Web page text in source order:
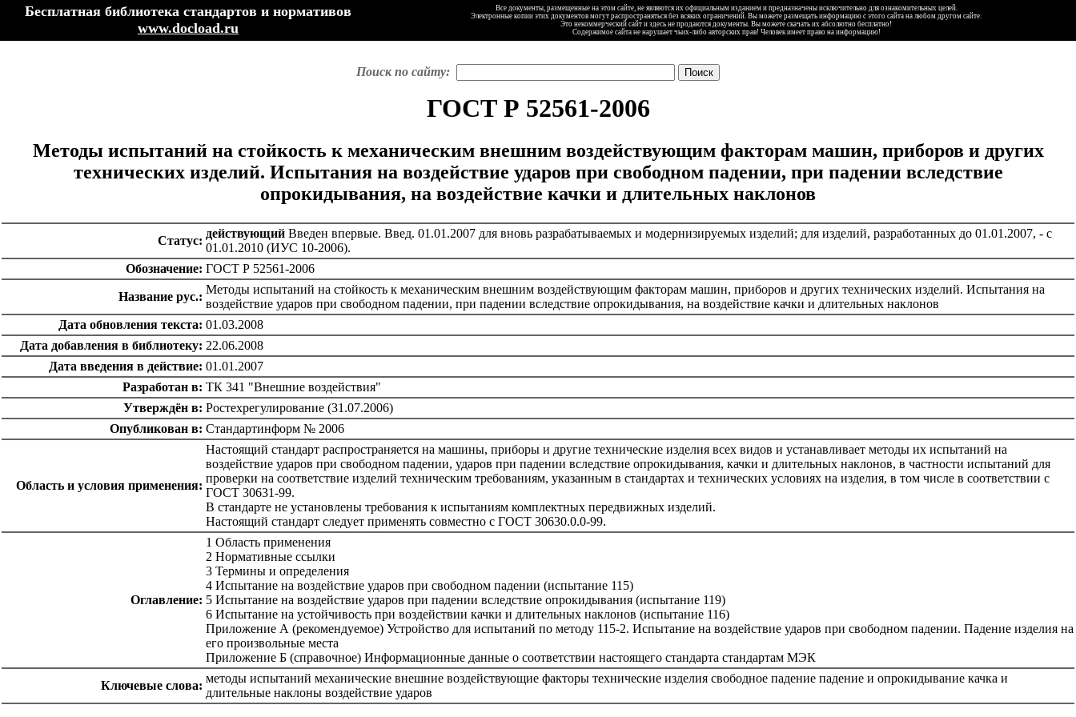
Бесплатная библиотека стандартов и нормативов
www.docload.ru
Все документы, размещенные на этом сайте, не являются их официальным изданием и предназначены исключительно для ознакомительных целей.
Электронные копии этих документов могут распространяться без всяких ограничений. Вы можете размещать информацию с этого сайта на любом другом сайте.
Это некоммерческий сайт и здесь не продаются документы. Вы можете скачать их абсолютно бесплатно!
Содержимое сайта не нарушает чьих-либо авторских прав! Человек имеет право на информацию!
Поиск по сайту:
ГОСТ Р 52561-2006
Методы испытаний на стойкость к механическим внешним воздействующим факторам машин, приборов и других
технических изделий. Испытания на воздействие ударов при свободном падении, при падении вследствие
опрокидывания, на воздействие качки и длительных наклонов
Статус:
действующий Введен впервые. Введ. 01.01.2007 для вновь разрабатываемых и модернизируемых изделий; для изделий, разработанных до 01.01.2007, - с
01.01.2010 (ИУС 10-2006).
Обозначение: ГОСТ Р 52561-2006
Название рус.:
Методы испытаний на стойкость к механическим внешним воздействующим факторам машин, приборов и других технических изделий. Испытания на
воздействие ударов при свободном падении, при падении вследствие опрокидывания, на воздействие качки и длительных наклонов
Дата обновления текста: 01.03.2008
Дата добавления в библиотеку: 22.06.2008
Дата введения в действие: 01.01.2007
Разработан в: ТК 341 "Внешние воздействия"
Утверждён в: Ростехрегулирование (31.07.2006)
Опубликован в: Стандартинформ № 2006
Область и условия применения:
Настоящий стандарт распространяется на машины, приборы и другие технические изделия всех видов и устанавливает методы их испытаний на
воздействие ударов при свободном падении, ударов при падении вследствие опрокидывания, качки и длительных наклонов, в частности испытаний для
проверки на соответствие изделий техническим требованиям, указанным в стандартах и технических условиях на изделия, в том числе в соответствии с
ГОСТ 30631-99.
В стандарте не установлены требования к испытаниям комплектных передвижных изделий.
Настоящий стандарт следует применять совместно с ГОСТ 30630.0.0-99.
Оглавление:
1 Область применения
2 Нормативные ссылки
3 Термины и определения
4 Испытание на воздействие ударов при свободном падении (испытание 115)
5 Испытание на воздействие ударов при падении вследствие опрокидывания (испытание 119)
6 Испытание на устойчивость при воздействии качки и длительных наклонов (испытание 116)
Приложение А (рекомендуемое) Устройство для испытаний по методу 115-2. Испытание на воздействие ударов при свободном падении. Падение изделия на
его произвольные места
Приложение Б (справочное) Информационные данные о соответствии настоящего стандарта стандартам МЭК
Ключевые слова:
методы испытаний механические внешние воздействующие факторы технические изделия свободное падение падение и опрокидывание качка и
длительные наклоны воздействие ударов